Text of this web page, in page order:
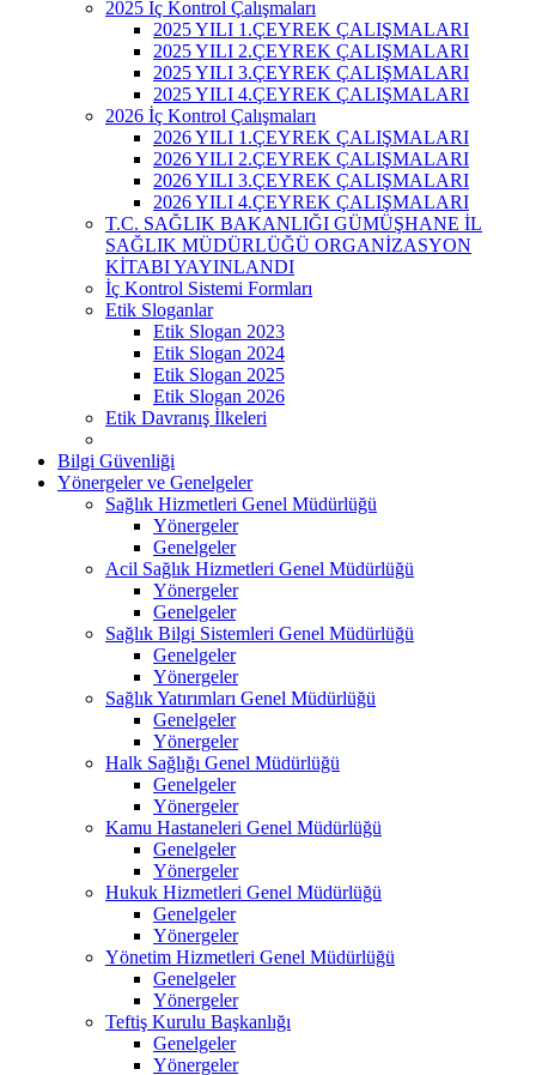
2025 İç Kontrol Çalışmaları
2025 YILI 1.ÇEYREK ÇALIŞMALARI
2025 YILI 2.ÇEYREK ÇALIŞMALARI
2025 YILI 3.ÇEYREK ÇALIŞMALARI
2025 YILI 4.ÇEYREK ÇALIŞMALARI
2026 İç Kontrol Çalışmaları
2026 YILI 1.ÇEYREK ÇALIŞMALARI
2026 YILI 2.ÇEYREK ÇALIŞMALARI
2026 YILI 3.ÇEYREK ÇALIŞMALARI
2026 YILI 4.ÇEYREK ÇALIŞMALARI
T.C. SAĞLIK BAKANLIĞI GÜMÜŞHANE İL
SAĞLIK MÜDÜRLÜĞÜ ORGANİZASYON
KİTABI YAYINLANDI
İç Kontrol Sistemi Formları
Etik Sloganlar
Etik Slogan 2023
Etik Slogan 2024
Etik Slogan 2025
Etik Slogan 2026
Etik Davranış İlkeleri
Bilgi Güvenliği
Yönergeler ve Genelgeler
Sağlık Hizmetleri Genel Müdürlüğü
Yönergeler
Genelgeler
Acil Sağlık Hizmetleri Genel Müdürlüğü
Yönergeler
Genelgeler
Sağlık Bilgi Sistemleri Genel Müdürlüğü
Genelgeler
Yönergeler
Sağlık Yatırımları Genel Müdürlüğü
Genelgeler
Yönergeler
Halk Sağlığı Genel Müdürlüğü
Genelgeler
Yönergeler
Kamu Hastaneleri Genel Müdürlüğü
Genelgeler
Yönergeler
Hukuk Hizmetleri Genel Müdürlüğü
Genelgeler
Yönergeler
Yönetim Hizmetleri Genel Müdürlüğü
Genelgeler
Yönergeler
Teftiş Kurulu Başkanlığı
Genelgeler
Yönergeler